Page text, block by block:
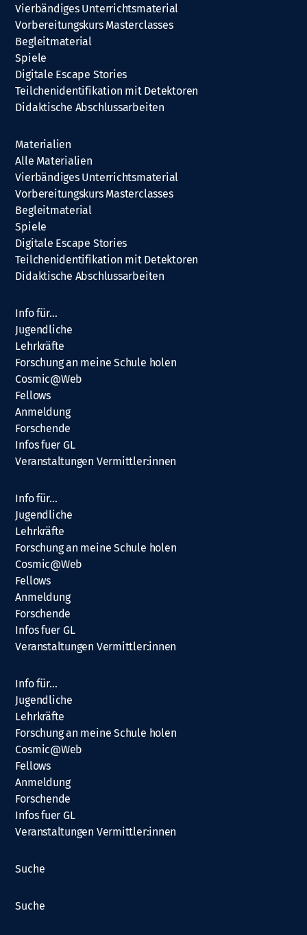
Vierbändiges Unterrichtsmaterial
Vorbereitungskurs Masterclasses
Begleitmaterial
Spiele
Digitale Escape Stories
Teilchenidentifikation mit Detektoren
Didaktische Abschlussarbeiten
Materialien
Alle Materialien
Vierbändiges Unterrichtsmaterial
Vorbereitungskurs Masterclasses
Begleitmaterial
Spiele
Digitale Escape Stories
Teilchenidentifikation mit Detektoren
Didaktische Abschlussarbeiten
Info für…
Jugendliche
Lehrkräfte
Forschung an meine Schule holen
Cosmic@Web
Fellows
Anmeldung
Forschende
Infos fuer GL
Veranstaltungen Vermittler:innen
Info für…
Jugendliche
Lehrkräfte
Forschung an meine Schule holen
Cosmic@Web
Fellows
Anmeldung
Forschende
Infos fuer GL
Veranstaltungen Vermittler:innen
Info für…
Jugendliche
Lehrkräfte
Forschung an meine Schule holen
Cosmic@Web
Fellows
Anmeldung
Forschende
Infos fuer GL
Veranstaltungen Vermittler:innen
Suche
Suche